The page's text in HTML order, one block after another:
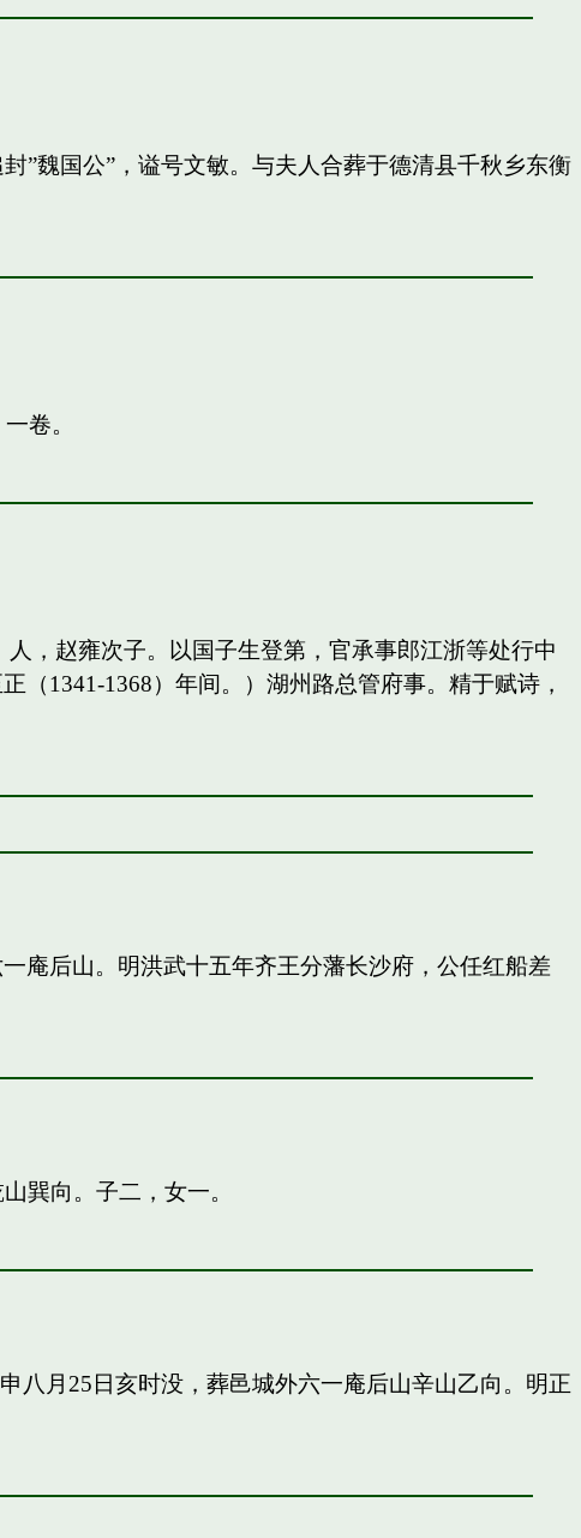
”魏国公”，谥号文敏。与夫人合葬于德清县千秋乡东衡
卷。
，赵雍次子。以国子生登第，官承事郎江浙等处行中
1341-1368）年间。）湖州路总管府事。精于赋诗，
庵后山。明洪武十五年齐王分藩长沙府，公任红船差
巽向。子二，女一。
八月25日亥时没，葬邑城外六一庵后山辛山乙向。明正